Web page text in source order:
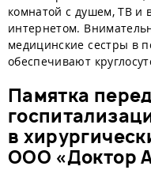
комнатой с душем, ТВ и
интернетом.
медицинские сестры в
обеспечивают
Памятка перед
в
ООО «Доктор